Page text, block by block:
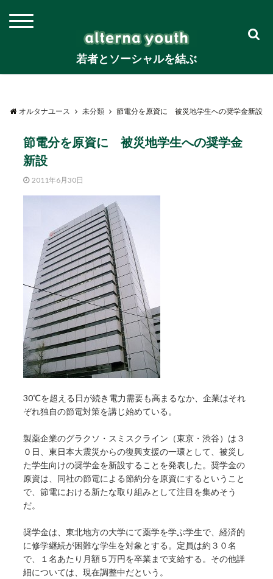
若者とソーシャルを結ぶ
オルタナユース 未分類 節電分を原資に 被災地学生への奨学金新設
節電分を原資に 被災地学生への奨学金
新設
2011年6月30日
30℃を超える日が続き電力需要も高まるなか、企業はそれ
ぞれ独自の節電対策を講じ始めている。
製薬企業のグラクソ・スミスクライン（東京・渋谷）は３
０日、東日本大震災からの復興支援の一環として、被災し
た学生向けの奨学金を新設することを発表した。奨学金の
原資は、同社の節電による節約分を原資にするということ
で、節電における新たな取り組みとして注目を集めそう
だ。
奨学金は、東北地方の大学にて薬学を学ぶ学生で、経済的
に修学継続が困難な学生を対象とする。定員は約３０名
で、１名あたり月額５万円を卒業まで支給する。その他詳
細については、現在調整中だという。